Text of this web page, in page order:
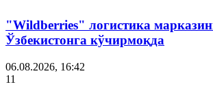
"Wildberries" логистика
Ўзбекистонга кўчирмоқда
06.08.2026, 16:42
11